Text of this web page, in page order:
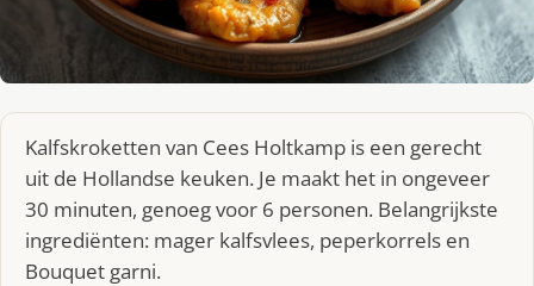
Kalfskroketten van Cees Holtkamp is een gerecht
uit de Hollandse keuken. Je maakt het in ongeveer
30 minuten, genoeg voor 6 personen. Belangrijkste
ingrediënten: mager kalfsvlees, peperkorrels en
Bouquet garni.